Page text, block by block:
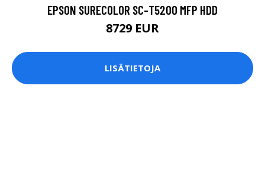
EPSON SURECOLOR SC-T5200 MFP HDD
8729 EUR
LISÄTIETOJA